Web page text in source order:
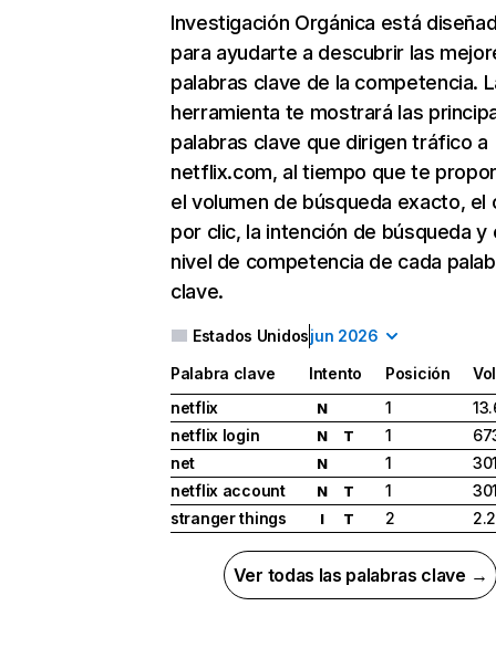
Investigación Orgánica está
para ayudarte a descubrir las
palabras clave de la competencia.
herramienta te mostrará las
palabras clave que dirigen tráfico a
netflix.com, al tiempo que te
el volumen de búsqueda exacto, el
por clic, la intención de búsqueda y
nivel de competencia de cada
clave.
Estados Unidosjun 2026
Palabra clave Intento Posición
netflix
N 1
netflix login
N T 1
net
N 1
netflix account
N T 1
stranger things
I T 2
Ver todas las palabras clave →